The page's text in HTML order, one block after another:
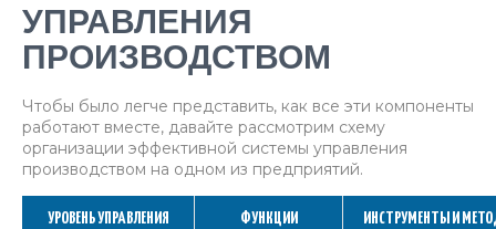
УПРАВЛЕНИЯ
ПРОИЗВОДСТВОМ
Чтобы было легче представить, как все эти компоненты
работают вместе, давайте рассмотрим схему
организации эффективной системы управления
производством на одном из предприятий.
УРОВЕНЬ УПРАВЛЕНИЯ ФУНКЦИИ ИНСТРУМЕНТЫ И